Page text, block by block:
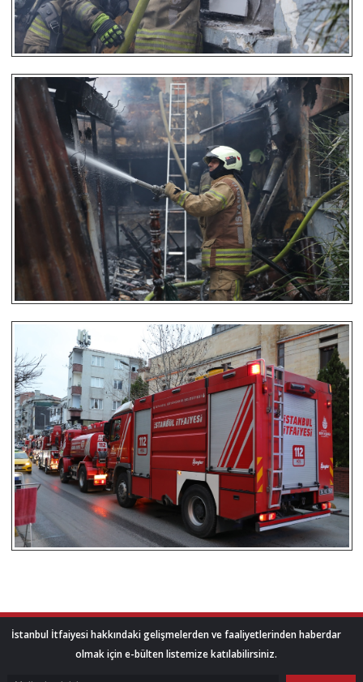
İstanbul İtfaiyesi hakkındaki gelişmelerden ve faaliyetlerinden haberdar
olmak için e-bülten listemize katılabilirsiniz.